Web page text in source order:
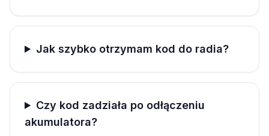
Jak szybko otrzymam kod do radia?
Czy kod zadziała po odłączeniu
akumulatora?